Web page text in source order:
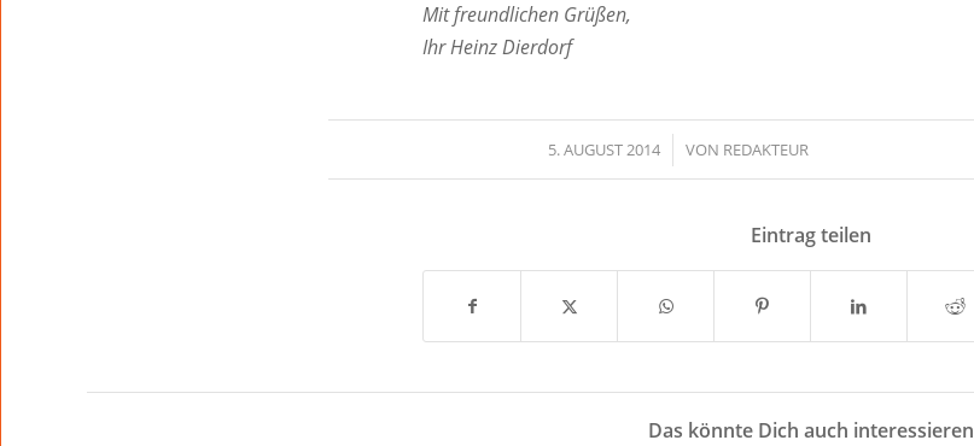
Mit freundlichen Grüßen,
Ihr Heinz Dierdorf
5. AUGUST 2014
/ VON REDAKTEUR
Eintrag teilen
Das könnte Dich auch interessieren